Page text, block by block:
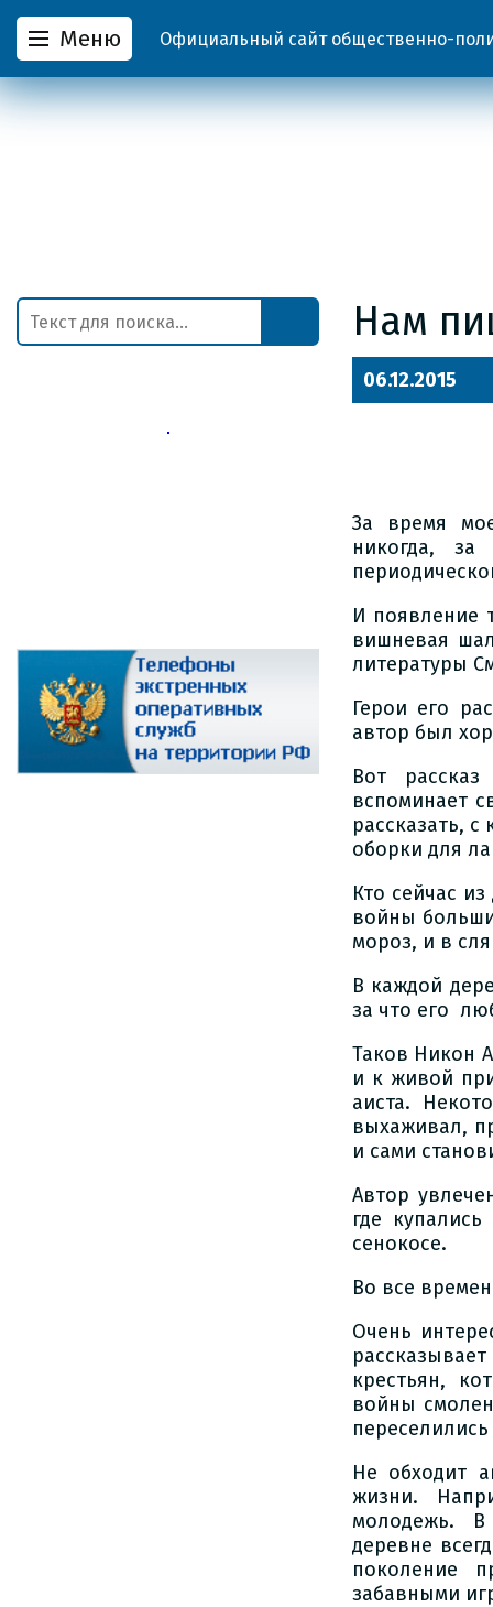
Меню Официальный сайт общественно-
Нам
06.12.2015
За время
никогда,
И появление
вишневая
литературы
Герои его
автор был
Вот
вспоминает
рассказать,
оборки для
Кто сейчас
войны
мороз, и в
В каждой
за что его
Таков Никон
и к живой
аиста.
выхаживал,
и сами
Автор
где
сенокосе.
Во все
Очень
крестьян,
войны
Не обходит
жизни.
молодежь. В
деревне
поколение
забавными